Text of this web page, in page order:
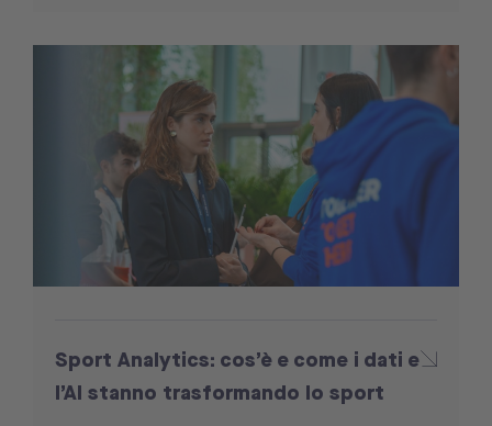
Sport Analytics: cos’è e come i dati e
l’AI stanno trasformando lo sport